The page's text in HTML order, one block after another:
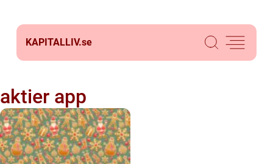
KAPITALLIV.se
aktier app